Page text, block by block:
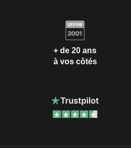
+ de 20 ans
à vos côtés